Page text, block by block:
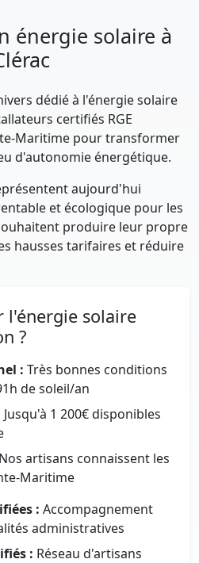
énergie solaire à
dédié à l'énergie solaire
certifiés RGE
Maritime pour transformer
d'autonomie énergétique.
aujourd'hui
et écologique pour les
produire leur propre
hausses tarifaires et réduire
l'énergie solaire
?
: Très bonnes conditions
de soleil/an
Jusqu'à 1 200€ disponibles
Nos artisans connaissent les
Maritime
: Accompagnement
administratives
: Réseau d'artisans